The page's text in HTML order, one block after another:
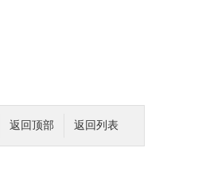
返回列表
返回顶部